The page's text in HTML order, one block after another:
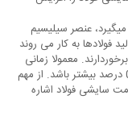
عنصر سیلیسیم
فولادها به کار می روند
معمولا زمانی
گفته می شود؛ فولاد سیلیسیم دار که مقدار آن از 0.4 درصد بیشتر باشد. از مهم
سایشی فولاد اشاره